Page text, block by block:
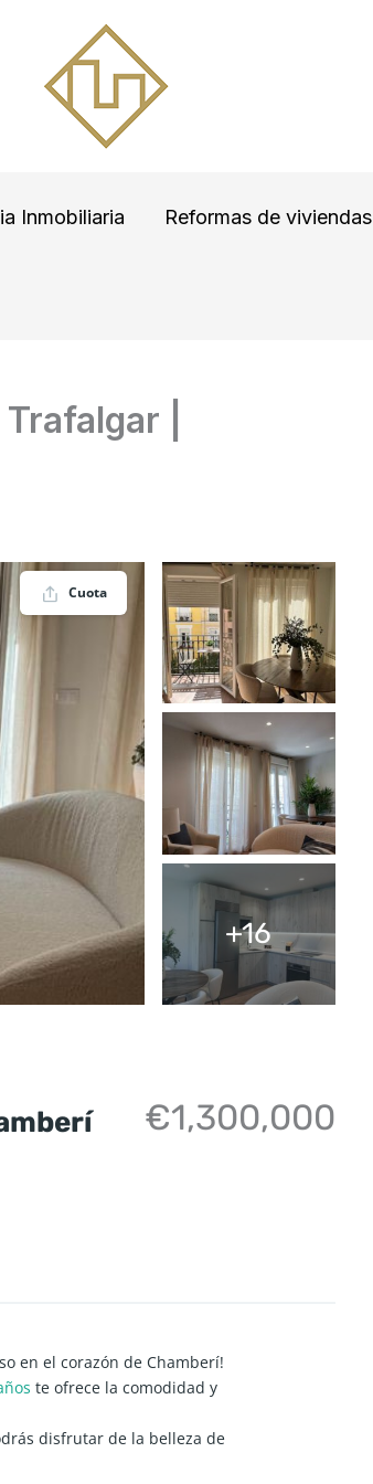
Inmobiliaria Reformas de viviendas
|
Cuota
+16
€1,300,000
en el corazón de Chamberí!
te ofrece la comodidad y
disfrutar de la belleza de
Además, ha sido